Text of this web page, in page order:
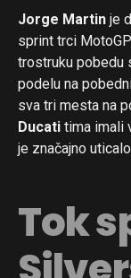
Jorge Martin je
sprint trci
trostruku pobedu
podelu na
sva tri mesta na
Ducati tima imali
je značajno
Tok